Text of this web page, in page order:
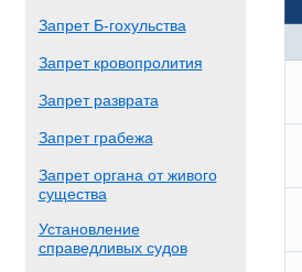
Запрет Б-гохульства
Запрет кровопролития
Запрет разврата
Запрет грабежа
Запрет органа от живого
существа
Установление
справедливых судов